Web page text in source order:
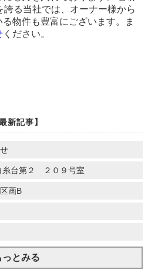
る当社では、オーナー様から
物件も豊富にございます。ま
ください。
最新記事】
糸台第２ ２０９号室
画B
っとみる